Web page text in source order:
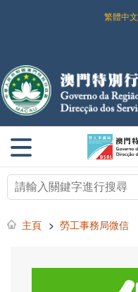
繁體中文
主頁 > 勞工事務局微信